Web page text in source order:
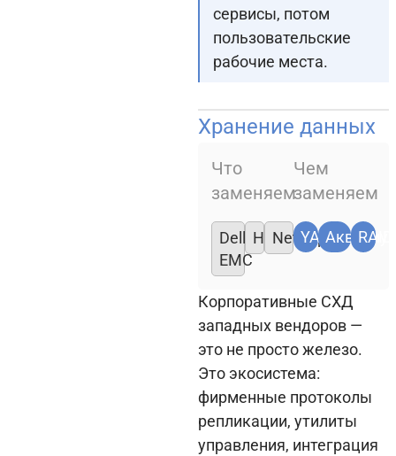
сервисы, потом
пользовательские
рабочие места.
Хранение данных
Что
заменяем
Dell
EMC
HPENetApp
Чем
заменяем
YADROАквариус
Корпоративные СХД
западных вендоров —
это не просто железо.
Это экосистема:
фирменные протоколы
репликации, утилиты
управления, интеграция